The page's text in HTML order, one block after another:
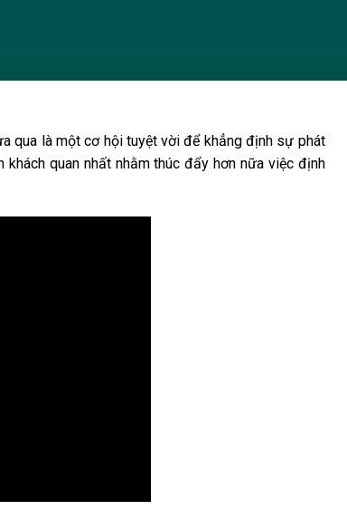
qua là một cơ hội tuyệt vời để khẳng định sự phát
quan nhất nhằm thúc đẩy hơn nữa việc định